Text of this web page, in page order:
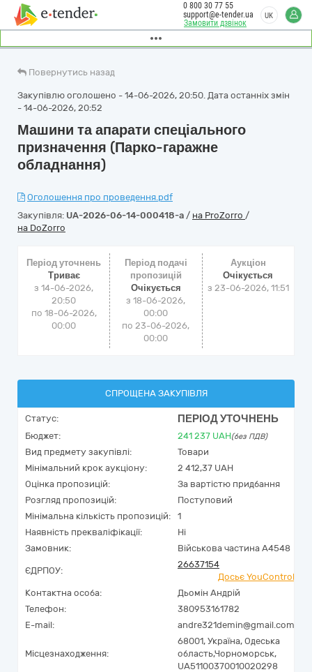
Замовити дзвінок
0 800 30 77 55
support@e-tender.ua
UK
Повернутись назад
Закупівлю оголошено - 14-06-2026, 20:50. Дата останніх змін
- 14-06-2026, 20:52
Машини та апарати спеціального
призначення (Парко-гаражне
обладнання)
Оголошення про проведення.pdf
Закупівля: UA-2026-06-14-000418-a / на ProZorro /
на DoZorro
Період уточнень
Триває
з 14-06-2026,
20:50
по 18-06-2026,
00:00
Період подачі
пропозицій
Очікується
з 18-06-2026,
00:00
по 23-06-2026,
00:00
Аукціон
Очікується
з 23-06-2026, 11:51
СПРОЩЕНА ЗАКУПІВЛЯ
Статус: ПЕРІОД УТОЧНЕНЬ
Бюджет: 241 237 UAH(без ПДВ)
Вид предмету закупівлі:
Товари
Мінімальний крок аукціону:
2 412,37 UAH
Оцінка пропозицій:
За вартістю придбання
Розгляд пропозицій:
Поступовий
Мінімальна кількість пропозицій:
1
Наявність прекваліфікації:
Ні
Замовник:
Військова частина А4548
ЄДРПОУ:
26637154
Досьє YouControl
Контактна особа:
Дьомін Андрій
Телефон:
380953161782
E-mail:
andre321demin@gmail.com
Місцезнаходження:
68001, Україна, Одеська
область,Чорноморськ,
UA51100370010020298